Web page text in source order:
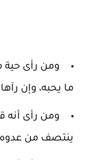
ومن رأى حية
ما يحبه، وإن
ومن رأى
ينتصف من